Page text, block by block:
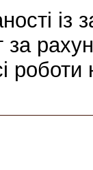
із
за